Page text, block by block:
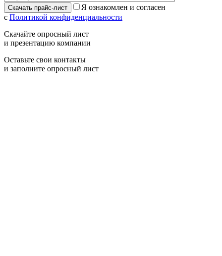
Я ознакомлен и согласен
с Политикой конфиденциальности
Скачайте опросный лист
и презентацию компании
Оставьте свои контакты
и заполните опросный лист